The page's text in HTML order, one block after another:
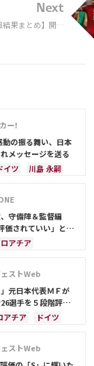
Next
結果まとめ】開催
ー!
の振る舞い、日本
メッセージを送る
イツ
川島 永嗣
伊東 純也
鎌田 大地
、守備陣＆監督編
価されていい」と称
アチア
酒井 宏樹
長友 佑都
ル
カナダ
ストWeb
元日本代表ＭＦが
選手を５段階評
アチア
ドイツ
酒井 宏樹
権田 修一
ストWeb